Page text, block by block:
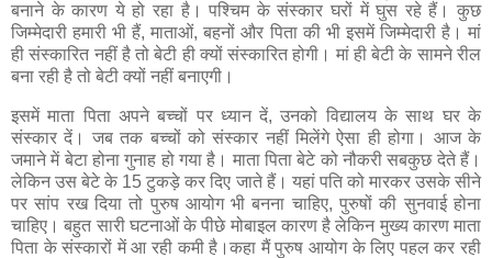
बनाने के कारण ये हो रहा है। पश्चिम के संस्कार घरों में घुस रहे हैं। कुछ
जिम्मेदारी हमारी भी हैं, माताओं, बहनों और पिता की भी इसमें जिम्मेदारी है। मां
ही संस्कारित नहीं है तो बेटी ही क्यों संस्कारित होगी। मां ही बेटी के सामने रील
बना रही है तो बेटी क्यों नहीं बनाएगी।
इसमें माता पिता अपने बच्चों पर ध्यान दें, उनको विद्यालय के साथ घर के
संस्कार दें। जब तक बच्चों को संस्कार नहीं मिलेंगे ऐसा ही होगा। आज के
जमाने में बेटा होना गुनाह हो गया है। माता पिता बेटे को नौकरी सबकुछ देते हैं।
लेकिन उस बेटे के 15 टुकड़े कर दिए जाते हैं। यहां पति को मारकर उसके सीने
पर सांप रख दिया तो पुरुष आयोग भी बनना चाहिए, पुरुषों की सुनवाई होना
चाहिए। बहुत सारी घटनाओं के पीछे मोबाइल कारण है लेकिन मुख्य कारण माता
पिता के संस्कारों में आ रही कमी है।कहा मैं पुरुष आयोग के लिए पहल कर रही